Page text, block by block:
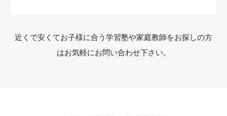
近くで安くてお子様に合う学習塾や家庭教師をお探しの方
はお気軽にお問い合わせ下さい。